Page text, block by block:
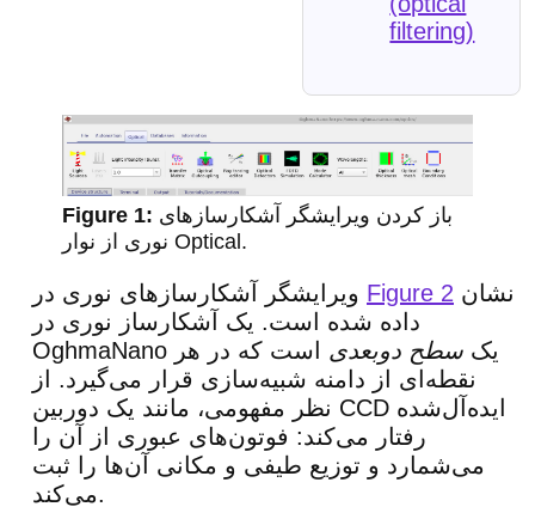
filtering)
باز کردن ویرایشگر آشکارسازهای
نوری از نوار Optical.
Figure 2
داده شده است. یک آشکارساز نوری در
OghmaNano یک سطح دوبعدی است که در هر
نقطه‌ای از دامنه شبیه‌سازی قرار می‌گیرد. از
نظر مفهومی، مانند یک دوربین CCD ایده‌آل‌شده
رفتار می‌کند: فوتون‌های عبوری از آن را
می‌شمارد و توزیع طیفی و مکانی آن‌ها را ثبت
می‌کند.